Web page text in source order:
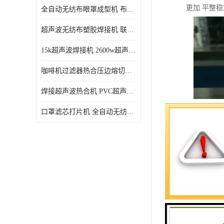
全自动无纺布眼罩成型机 布料海绵眼罩热合切边机
超声波无纺布塑胶焊接机 联宇制造
15k超声波焊接机 2600w超声波焊接机 联宇制造
咖啡机过滤器热合压边熔切机 超声波无纺布喷胶棉热合机
焊接超声波热合机 PVC超声波焊接机 无纺布超声波设备
口罩滤芯打片机 全自动无纺布压花压标设备 多层料复合机
更加 平整